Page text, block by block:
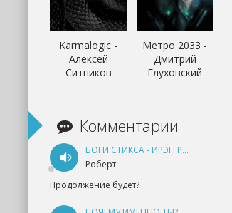
Karmalogic -
Алексей
Ситников
Метро 2033 -
Дмитрий
Глуховский
Комментарии
БОГИ СТИКСА - ИРЭН РУДКЕВИЧ
Роберт
Продолжение будет?